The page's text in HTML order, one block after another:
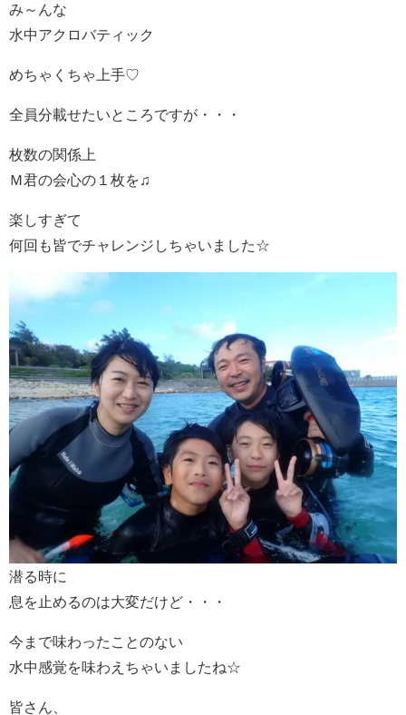
み～んな
水中アクロバティック
めちゃくちゃ上手♡
全員分載せたいところですが・・・
枚数の関係上
Ｍ君の会心の１枚を♫
楽しすぎて
何回も皆でチャレンジしちゃいました☆
潜る時に
息を止めるのは大変だけど・・・
今まで味わったことのない
水中感覚を味わえちゃいましたね☆
皆さん、